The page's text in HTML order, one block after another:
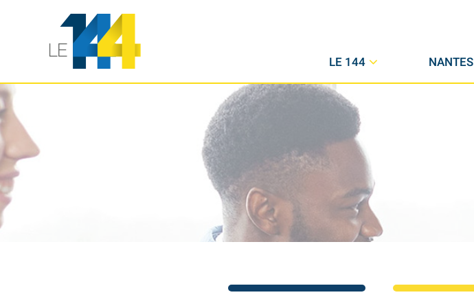
LE 144 NANTES